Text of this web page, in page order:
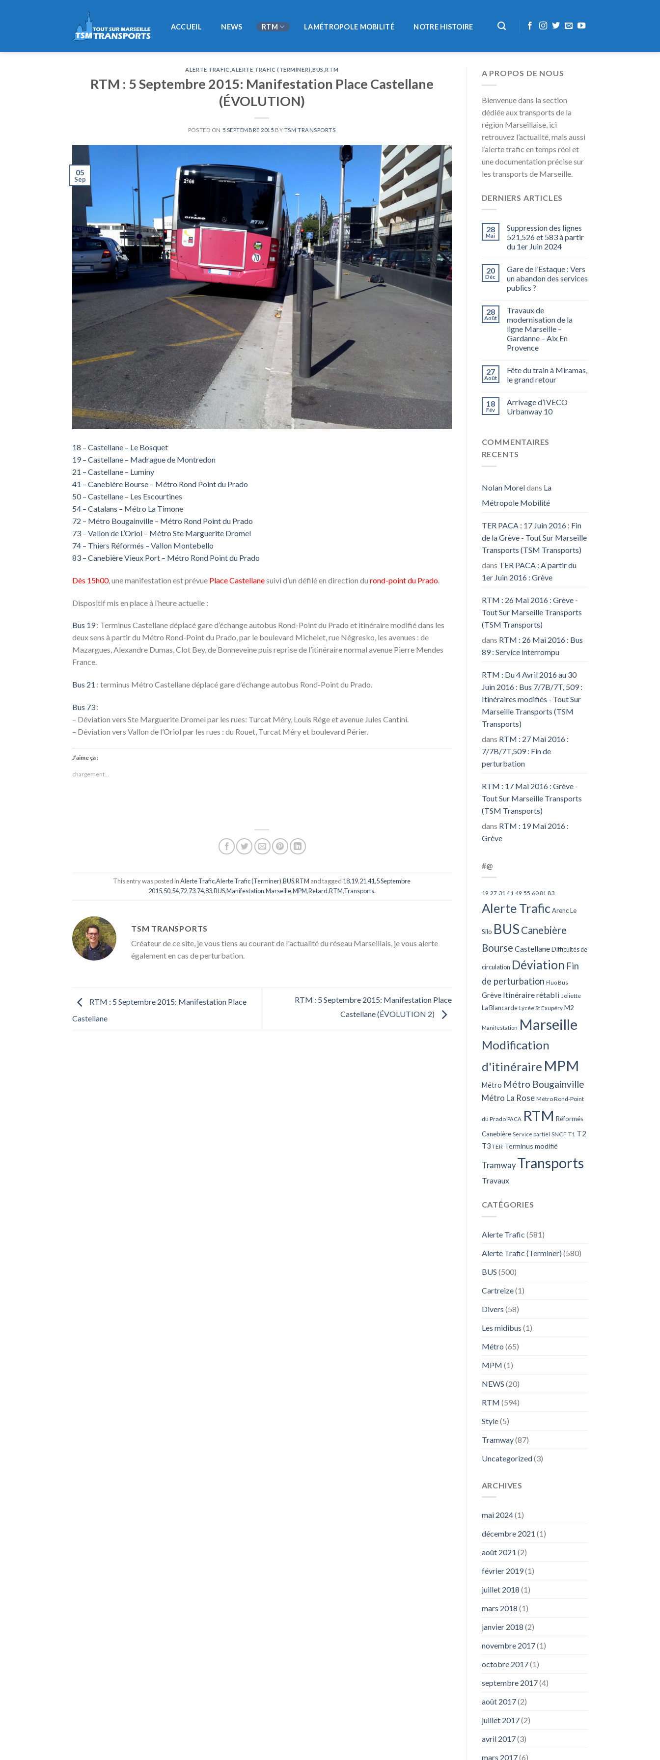
ACCUEIL NEWS RTM LAMÉTROPOLE MOBILITÉ NOTRE HISTOIRE
ALERTE TRAFIC ,ALERTE TRAFIC (TERMINER) ,BUS ,RTM
RTM : 5 Septembre 2015: Manifestation Place Castellane
(ÉVOLUTION)
POSTED ON 5 SEPTEMBRE 2015 BY TSM TRANSPORTS
05
Sep
18 – Castellane – Le Bosquet
19 – Castellane – Madrague de Montredon
21 – Castellane – Luminy
41 – Canebière Bourse – Métro Rond Point du Prado
50 – Castellane – Les Escourtines
54 – Catalans – Métro La Timone
72 – Métro Bougainville – Métro Rond Point du Prado
73 – Vallon de L’Oriol – Métro Ste Marguerite Dromel
74 – Thiers Réformés – Vallon Montebello
83 – Canebière Vieux Port – Métro Rond Point du Prado
Dès 15h00, une manifestation est prévue Place Castellanesuivi d’un défilé en direction du rond-point du Prado
Dispositif mis en place à l’heure actuelle :
Bus 19: Terminus Castellane déplacé gare d’échange autobus Rond-Point du Prado et itinéraire modifié dans les
deux sens à partir du Métro Rond-Point du Prado, par le boulevard Michelet, rue Négresko, les avenues : de
Mazargues, Alexandre Dumas, Clot Bey, de Bonneveine puis reprise de l’itinéraire normal avenue Pierre Mendes
France.
Bus 21 : terminus Métro Castellane déplacé gare d’échange autobus Rond-Point du Prado.
Bus 73 :
– Déviation vers Ste Marguerite Dromel par les rues: Turcat Méry, Louis Rége et avenue Jules Cantini.
– Déviation vers Vallon de l’Oriol par les rues : du Rouet, Turcat Méry et boulevard Périer.
J’aime ça :
chargement…
This entry was posted inAlerte Trafic,Alerte Trafic (Terminer),BUS,RTM and tagged 18,19,21,41,5 Septembre
2015,50,54,72,73,74,83,BUS,Manifestation,Marseille,MPM,Retard,RTM,Transports.
TSM TRANSPORTS
Créateur de ce site, je vous tiens au courant de l'actualité du réseau Marseillais, je vous alerte
également en cas de perturbation.
RTM : 5 Septembre 2015: Manifestation Place
Castellane
RTM : 5 Septembre 2015: Manifestation Place
Castellane (ÉVOLUTION 2)
A PROPOS DE NOUS
Bienvenue dans la section
dédiée aux transports de la
région Marseillaise, ici
retrouvez l’actualité, mais aussi
l’alerte trafic en temps réel et
une documentation précise sur
les transports de Marseille.
DERNIERS ARTICLES
28
Mai
Suppression des lignes
521,526 et 583 à partir
du 1er Juin 2024
20
Déc
Gare de l’Estaque : Vers
un abandon des services
publics ?
28
Août
Travaux de
modernisation de la
ligne Marseille –
Gardanne – Aix En
Provence
27
Août
Fête du train à Miramas,
le grand retour
18
Fév
Arrivage d’IVECO
Urbanway 10
COMMENTAIRES
RECENTS
Nolan Moreldans La
Métropole Mobilité
TER PACA : 17 Juin 2016 : Fin
de la Grève - Tout Sur Marseille
Transports (TSM Transports)
dans TER PACA : A partir du
1er Juin 2016 : Grève
RTM : 26 Mai 2016 : Grève -
Tout Sur Marseille Transports
(TSM Transports)
dans RTM : 26 Mai 2016 : Bus
89 : Service interrompu
RTM : Du 4 Avril 2016 au 30
Juin 2016 : Bus 7/7B/7T, 509 :
Itinéraires modifiés - Tout Sur
Marseille Transports (TSM
Transports)
dans RTM : 27 Mai 2016 :
7/7B/7T,509 : Fin de
perturbation
RTM : 17 Mai 2016 : Grève -
Tout Sur Marseille Transports
(TSM Transports)
dans RTM : 19 Mai 2016 :
Grève
#@
19 27 31 41 49 55 60 81 83
Alerte Trafic Arenc Le
Silo BUS Canebière
Bourse Castellane Difficultés de
circulation Déviation Fin
de perturbation Fluo Bus
Grève Itinéraire rétabli Joliette
La Blancarde Lycée St Exupéry M2
Manifestation Marseille
Modification
d'itinéraire MPM
Métro Métro Bougainville
Métro La Rose Métro Rond-Point
du Prado PACA RTM Réformés
Canebière Service partiel SNCF T1 T2
T3 TER Terminus modifié
Tramway Transports
Travaux
CATÉGORIES
Alerte Trafic (581)
Alerte Trafic (Terminer) (580)
BUS (500)
Cartreize(1)
Divers (58)
Les midibus (1)
Métro (65)
MPM (1)
NEWS (20)
RTM (594)
Style(5)
Tramway(87)
Uncategorized(3)
ARCHIVES
mai 2024(1)
décembre 2021 (1)
août 2021 (2)
février 2019(1)
juillet 2018 (1)
mars 2018 (1)
janvier 2018 (2)
novembre 2017(1)
octobre 2017(1)
septembre 2017(4)
août 2017(2)
juillet 2017(2)
avril 2017(3)
mars 2017(6)